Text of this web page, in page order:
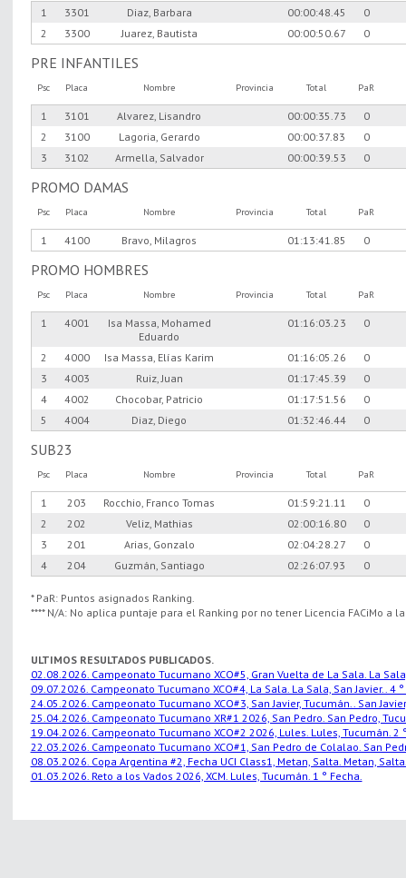
1 3301 Diaz, Barbara 00:00:48.45
0
2
3300 Juarez, Bautista 00:00:50.67 0
PRE INFANTILES
Psc Placa Nombre Provincia Total PaR
1 3101 Alvarez, Lisandro 00:00:35.73
0
2
3100 Lagoria, Gerardo 00:00:37.83
0
3
3102 Armella, Salvador 00:00:39.53 0
PROMO DAMAS
Psc Placa Nombre Provincia Total PaR
1 4100 Bravo, Milagros 01:13:41.85 0
PROMO HOMBRES
Psc Placa Nombre Provincia Total PaR
1 4001
Isa Massa, Mohamed
Eduardo
01:16:03.23 0
2 4000 Isa Massa, Elías Karim 01:16:05.26
0
3
4003 Ruiz, Juan 01:17:45.39
0
4
4002 Chocobar, Patricio 01:17:51.56
0
5
4004 Diaz, Diego 01:32:46.44 0
SUB23
Psc Placa Nombre Provincia Total PaR
1 203 Rocchio, Franco Tomas 01:59:21.11
0
2
202 Veliz, Mathias 02:00:16.80
0
3
201 Arias, Gonzalo 02:04:28.27
0
4
204 Guzmán, Santiago 02:26:07.93 0
* PaR: Puntos asignados Ranking.
**** N/A: No aplica puntaje para el Ranking por no tener Licencia FACiMo a
ULTIMOS RESULTADOS PUBLICADOS.
02.08.2026. Campeonato Tucumano XCO#5, Gran Vuelta de La Sala. La
09.07.2026. Campeonato Tucumano XCO#4, La Sala. La Sala, San Javier.. 4
24.05.2026. Campeonato Tucumano XCO#3, San Javier, Tucumán.. San
25.04.2026. Campeonato Tucumano XR#1 2026, San Pedro. San Pedro,
19.04.2026. Campeonato Tucumano XCO#2 2026, Lules. Lules, Tucumán. 2
22.03.2026. Campeonato Tucumano XCO#1, San Pedro de Colalao. San
08.03.2026. Copa Argentina #2, Fecha UCI Class1, Metan, Salta. Metan,
01.03.2026. Reto a los Vados 2026, XCM. Lules, Tucumán. 1 ° Fecha.